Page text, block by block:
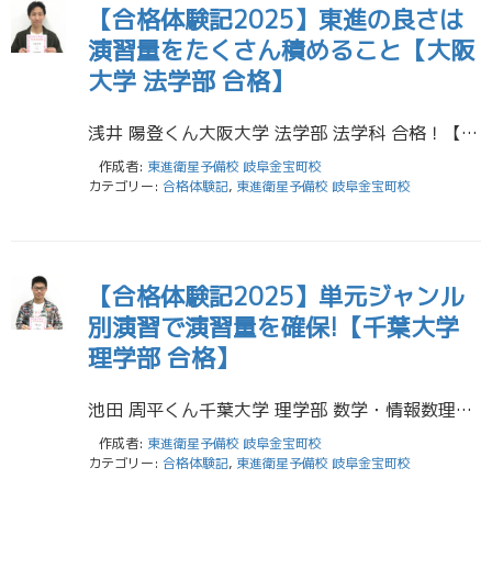
【合格体験記2025】東進の良さは
演習量をたくさん積めること【大阪
大学 法学部 合格】
浅井 陽登くん大阪大学 法学部 法学科 合格！【岐阜高校】 僕が東進衛星予備校金宝町校に入塾したのは、高校3年の春です。2年生までは塾には入らず、自分で勉強していましたが、第一志望合格のためには自力では限界があると感じ、 […]
作成者: 東進衛星予備校 岐阜金宝町校
カテゴリー: 合格体験記, 東進衛星予備校 岐阜金宝町校
【合格体験記2025】単元ジャンル
別演習で演習量を確保!【千葉大学
理学部 合格】
池田 周平くん千葉大学 理学部 数学・情報数理学科 合格！【岐阜高校】 私が伝えたいことは、特定の科目に集中しすぎず、いろいろな科目を幅広く勉強したほうが良いということです。 私は前期の東京科学大理学院が不合格となり、後 […]
作成者: 東進衛星予備校 岐阜金宝町校
カテゴリー: 合格体験記, 東進衛星予備校 岐阜金宝町校